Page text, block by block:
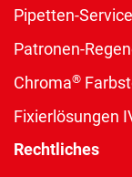
Pipetten-Service
Patronen-
Chroma®
Fixierlösungen
Rechtliches